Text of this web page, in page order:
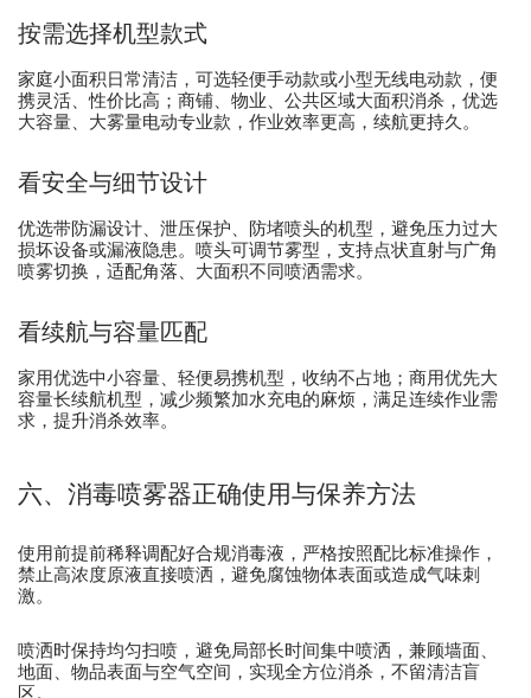
按需选择机型款式
家庭小面积日常清洁，可选轻便手动款或小型无线电动款，便
携灵活、性价比高；商铺、物业、公共区域大面积消杀，优选
大容量、大雾量电动专业款，作业效率更高，续航更持久。
看安全与细节设计
优选带防漏设计、泄压保护、防堵喷头的机型，避免压力过大
损坏设备或漏液隐患。喷头可调节雾型，支持点状直射与广角
喷雾切换，适配角落、大面积不同喷洒需求。
看续航与容量匹配
家用优选中小容量、轻便易携机型，收纳不占地；商用优先大
容量长续航机型，减少频繁加水充电的麻烦，满足连续作业需
求，提升消杀效率。
六、消毒喷雾器正确使用与保养方法
使用前提前稀释调配好合规消毒液，严格按照配比标准操作，
禁止高浓度原液直接喷洒，避免腐蚀物体表面或造成气味刺
激。
喷洒时保持均匀扫喷，避免局部长时间集中喷洒，兼顾墙面、
地面、物品表面与空气空间，实现全方位消杀，不留清洁盲
区。